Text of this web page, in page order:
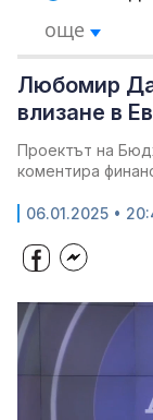
още
Любомир
влизане в
Проектът на
коментира
06.01.2025 •